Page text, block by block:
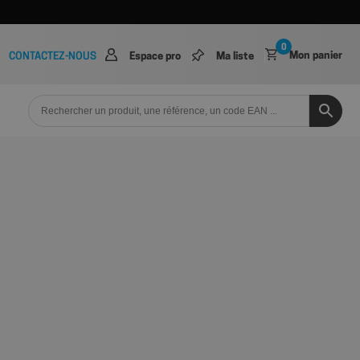
CONTACTEZ-NOUS Espace pro Ma liste Mon panier
0